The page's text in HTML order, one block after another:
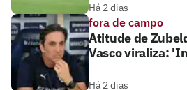
Há 2 dias
fora de campo
Atitude de
Vasco viraliza:
Há 2 dias